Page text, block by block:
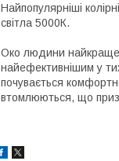
Найпопулярніші
світла 5000К.
Око людини найкраще
найефективнішим у
почувається
втомлюються, що